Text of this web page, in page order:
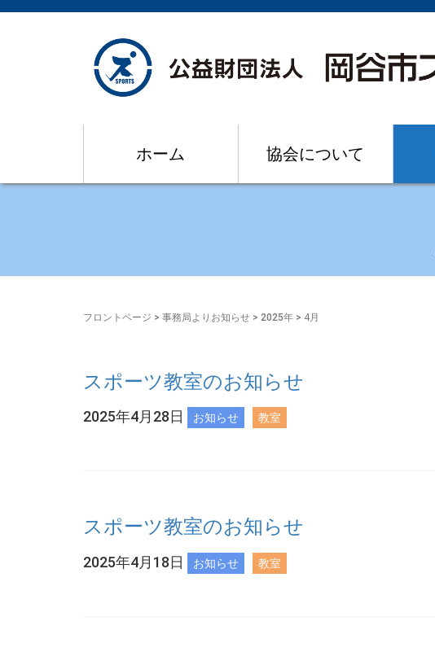
ホーム 協会について
フロントページ > 事務局よりお知らせ > 2025年 > 4月
スポーツ教室のお知らせ
2025年4月28日 お知らせ 教室
スポーツ教室のお知らせ
2025年4月18日 お知らせ 教室